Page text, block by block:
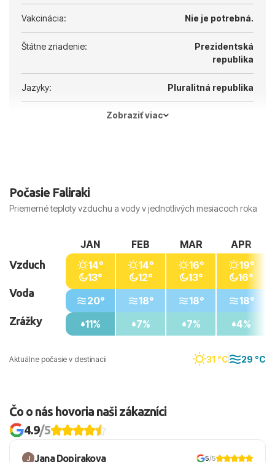
Vakcinácia: Nie je potrebná.
Štátne zriadenie:
Prezidentská
republika
Jazyky: Pluralitná republika
Zobraziť viac
Počasie Faliraki
Priemerné teploty vzduchu a vody v jednotlivých mesiacoch roka
Aktuálne počasie v destinacii 31 °C 29 °C
Vzduch
Voda
Zrážky
JAN
14°
13°
20°
11%
FEB
14°
12°
18°
7%
MAR
16°
13°
18°
7%
APR
19°
16°
18°
4%
Čo o nás hovoria naši zákazníci
4.9/5
Jana Dopirakova 5/5